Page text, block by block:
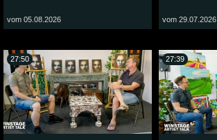
vom 05.08.2026 vom 29.07.2026
27:50 27:39